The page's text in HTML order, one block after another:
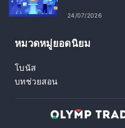
24/07/2026
หมวดหมู่ยอดนิยม
โบนัส
บทช่วยสอน